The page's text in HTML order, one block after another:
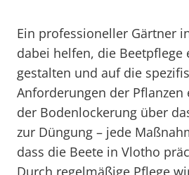
Ein professioneller Gärtner
dabei helfen, die Beetpflege
gestalten und auf die
Anforderungen der Pflanzen
der Bodenlockerung über
zur Düngung – jede
dass die Beete in Vlotho
Durch regelmäßige Pflege